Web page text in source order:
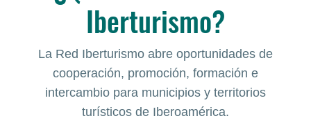
Iberturismo?
La Red Iberturismo abre oportunidades de
cooperación, promoción, formación e
intercambio para municipios y territorios
turísticos de Iberoamérica.